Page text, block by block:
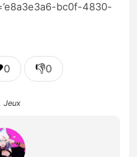
bc0f-4830-
0 👎0
Jeux